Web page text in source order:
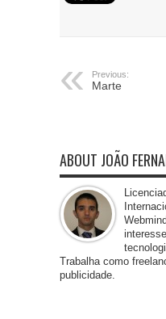
Previous:
Marte
ABOUT JOÃO
Trabalha como
publicidade.